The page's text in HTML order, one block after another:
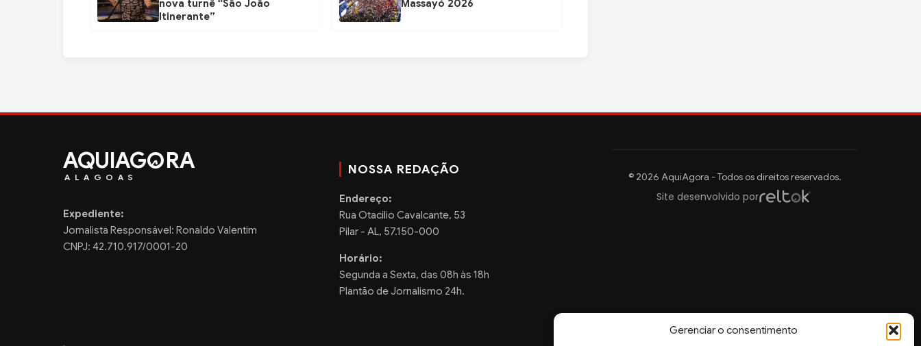
Gerenciar o consentimento
nova turnê “São João
Itinerante”
Massayó 2026
AQUIAG RA
ALAGOAS
Expediente:
Jornalista Responsável: Ronaldo Valentim
CNPJ: 42.710.917/0001-20
NOSSA REDAÇÃO
Endereço:
Rua Otacilio Cavalcante, 53
Pilar - AL, 57.150-000
Horário:
Segunda a Sexta, das 08h às 18h
Plantão de Jornalismo 24h.
© 2026 AquiAgora - Todos os direitos reservados.
Site desenvolvido por